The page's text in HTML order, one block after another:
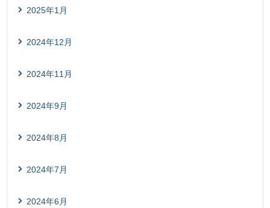
2025年1月
2024年12月
2024年11月
2024年9月
2024年8月
2024年7月
2024年6月